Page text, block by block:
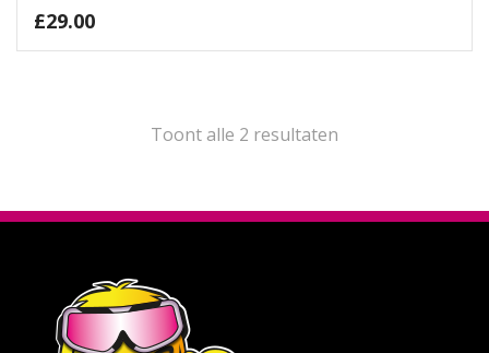
£29.00
Toont alle 2 resultaten